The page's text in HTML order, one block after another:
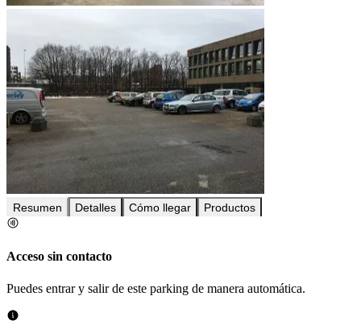
Resumen Detalles Cómo llegar Productos
Acceso sin contacto
Puedes entrar y salir de este parking de manera automática.